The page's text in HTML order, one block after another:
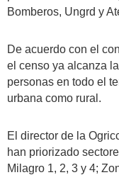
Bomberos, Ungrd y
De acuerdo con el
el censo ya alcanza
personas en todo el
urbana como rural.
El director de la
han priorizado
Milagro 1, 2, 3 y 4;